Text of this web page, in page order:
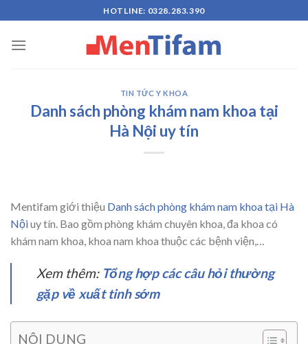
to
content
HOTLINE: 0328.283.390
TIN TỨC Y KHOA
Danh sách phòng khám nam khoa tại
Hà Nội uy tín
Mentifam giới thiệu Danh sách phòng khám nam khoa tại Hà
Nộiuy tín. Bao gồm phòng khám chuyên khoa, đa khoa có
khám nam khoa, khoa nam khoa thuộc các bệnh viện,…
Xem thêm: Tổng hợp các câu hỏi thường
gặp về xuất tinh sớm
NỘI DUNG